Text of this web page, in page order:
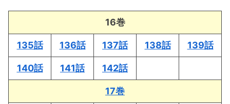
16巻
135話 136話 137話 138話 139話
140話 141話 142話
17巻